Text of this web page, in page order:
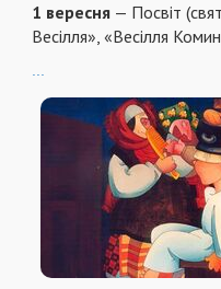
1 вересня — Посвіт
Весілля», «Весілля
...